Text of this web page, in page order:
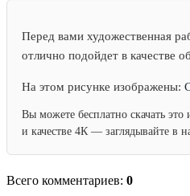
Перед вами художественная
отлично подойдет в качестве
На этом рисунке изображены:
Вы можете бесплатно скачать
и качестве 4К — заглядывайте в
Всего комментариев: 0